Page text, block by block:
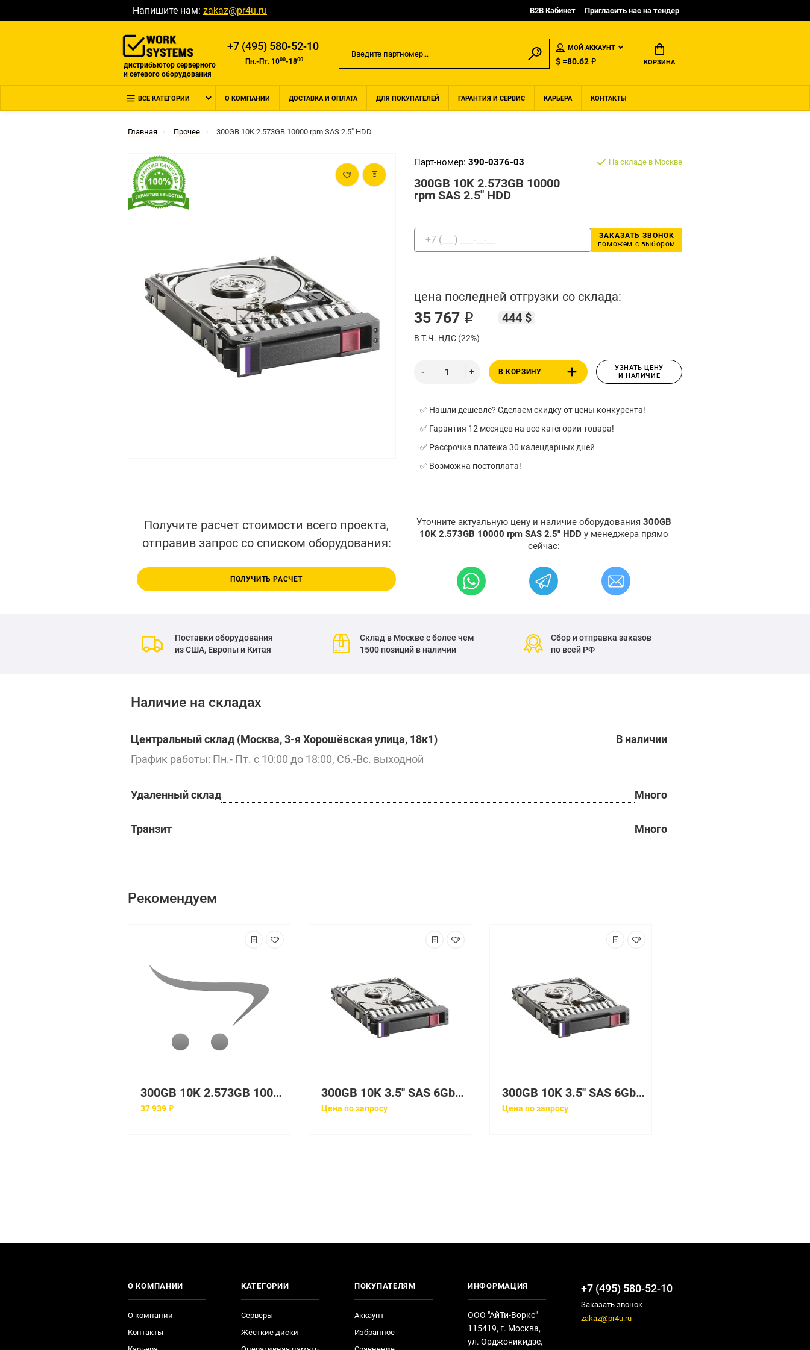
Напишите нам: zakaz@pr4u.ru B2B Кабинет Пригласить нас на тендер
дистрибьютор серверного
и сетевого оборудования
+7 (495) 580-52-10
Пн.-Пт. 1000-1800
МОЙ АККАУНТ
$ =80.62 ₽ КОРЗИНА
ВСЕ КАТЕГОРИИ О КОМПАНИИ ДОСТАВКА И ОПЛАТА ДЛЯ ПОКУПАТЕЛЕЙ ГАРАНТИЯ И СЕРВИС КАРЬЕРА КОНТАКТЫ
Главная Прочее 300GB 10K 2.573GB 10000 rpm SAS 2.5" HDD
Парт-номер: 390-0376-03
300GB 10K 2.573GB 10000
rpm SAS 2.5" HDD
На складе в Москве
ЗАКАЗАТЬ ЗВОНОК
поможем с выбором
цена последней отгрузки со склада:
35 767 ₽ 444 $
В Т.Ч. НДС (22%)
В КОРЗИНУ
УЗНАТЬ ЦЕНУ
И НАЛИЧИЕ
✅ Нашли дешевле? Сделаем скидку от цены конкурента!
✅ Гарантия 12 месяцев на все категории товара!
✅ Рассрочка платежа 30 календарных дней
✅ Возможна постоплата!
Получите расчет стоимости всего проекта,
отправив запрос со списком оборудования:
ПОЛУЧИТЬ РАСЧЕТ
Уточните актуальную цену и наличие оборудования 300GB
10K 2.573GB 10000 rpm SAS 2.5" HDD у менеджера прямо
сейчас:
Поставки оборудования
из США, Европы и Китая
Склад в Москве с более чем
1500 позиций в наличии
Сбор и отправка заказов
по всей РФ
Наличие на складах
Центральный склад (Москва, 3-я Хорошёвская улица, 18к1)
В наличии
График работы: Пн.- Пт. с 10:00 до 18:00, Сб.-Вс. выходной
Удаленный склад Много
Транзит Много
Рекомендуем
300GB 10K 2.573GB 10000 rpm SAS 2.5" HDD
37 939 ₽
300GB 10K 3.5'' SAS 6Gb/s HDD
Цена по запросу
300GB 10K 3.5'' SAS 6Gb/s для VNX HDD
Цена по запросу
О КОМПАНИИ
О компании
Контакты
КАТЕГОРИИ
Серверы
Жёсткие диски
ПОКУПАТЕЛЯМ
Аккаунт
Избранное
ИНФОРМАЦИЯ
ООО "АйТи-Воркс"
115419, г. Москва,
ул. Орджоникидзе,
+7 (495) 580-52-10
Заказать звонок
zakaz@pr4u.ru